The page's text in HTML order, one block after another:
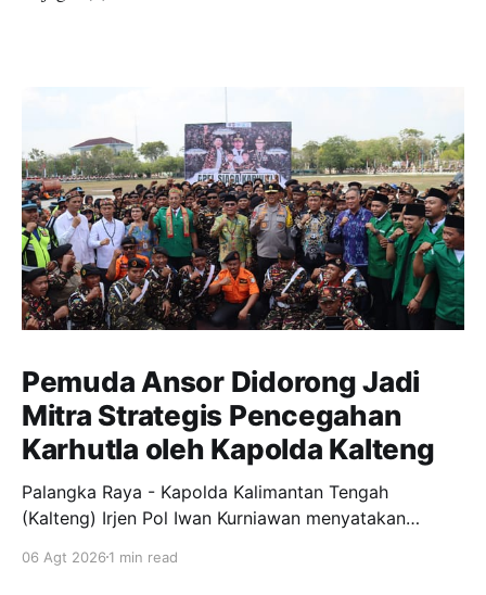
Pemuda Ansor Didorong Jadi
Mitra Strategis Pencegahan
Karhutla oleh Kapolda Kalteng
Palangka Raya - Kapolda Kalimantan Tengah
(Kalteng) Irjen Pol Iwan Kurniawan menyatakan
menjadi garda terdepan dalam upaya pencegahan
06 Agt 2026 1 min read